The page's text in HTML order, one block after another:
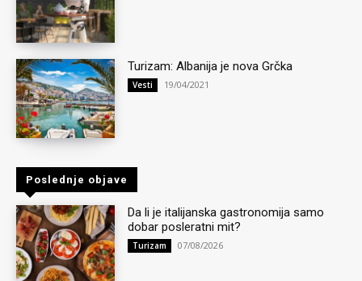
Turizam: Albanija je nova Grčka
Vesti 19/04/2021
Poslednje objave
Da li je italijanska gastronomija samo
dobar posleratni mit?
Turizam 07/08/2026